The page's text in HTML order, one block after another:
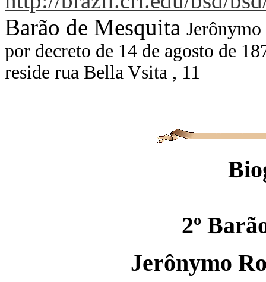
Barão de Mesquita Jerônymo
por decreto de 14 de agosto de
reside rua Bella Vsita , 11
2º
Jerônymo